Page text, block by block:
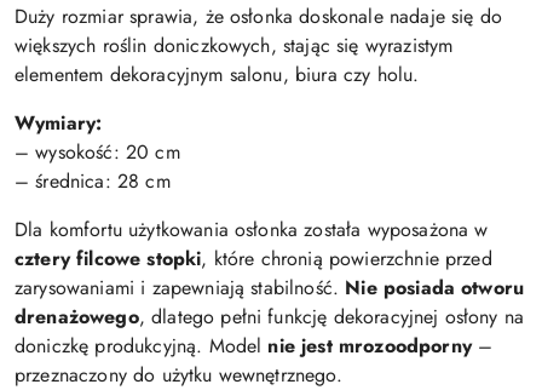
Duży rozmiar sprawia, że osłonka doskonale nadaje się do
większych roślin doniczkowych, stając się wyrazistym
elementem dekoracyjnym salonu, biura czy holu.
Wymiary:
– wysokość: 20 cm
– średnica: 28 cm
Dla komfortu użytkowania osłonka została wyposażona w
cztery filcowe stopki, które chronią powierzchnie przed
zarysowaniami i zapewniają stabilność. Nie posiada otworu
drenażowego, dlatego pełni funkcję dekoracyjnej osłony na
doniczkę produkcyjną. Model nie jest mrozoodporny–
przeznaczony do użytku wewnętrznego.